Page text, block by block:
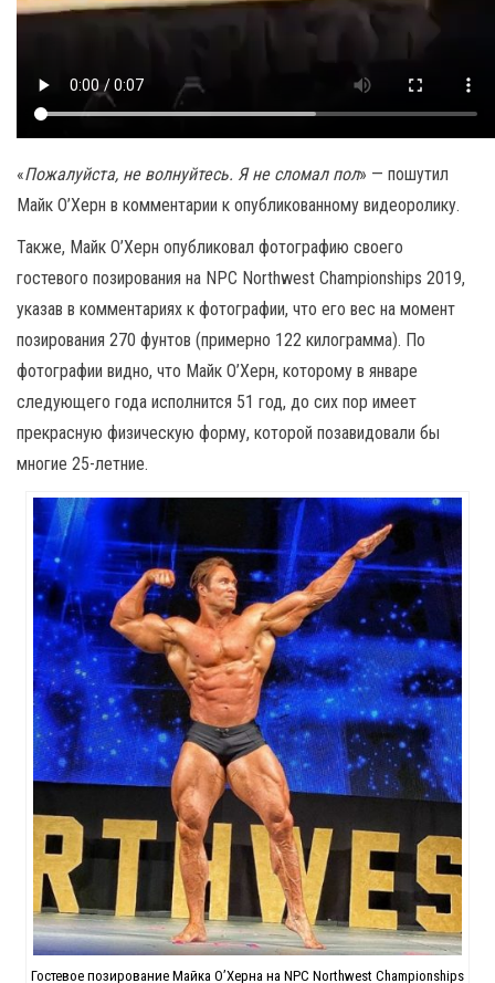
«Пожалуйста, не волнуйтесь. Я не сломал пол» — пошутил
Майк О’Херн в комментарии к опубликованному видеоролику.
Также, Майк О’Херн опубликовал фотографию своего
гостевого позирования на NPC Northwest Championships 2019,
указав в комментариях к фотографии, что его вес на момент
позирования 270 фунтов (примерно 122 килограмма). По
фотографии видно, что Майк О’Херн, которому в январе
следующего года исполнится 51 год, до сих пор имеет
прекрасную физическую форму, которой позавидовали бы
многие 25-летние.
Гостевое позирование Майка О’Херна на NPC Northwest Championships